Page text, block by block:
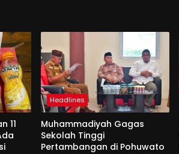
11
Headlines
Muhammadiyah Gagas
Sekolah Tinggi
Pertambangan di Pohuwato